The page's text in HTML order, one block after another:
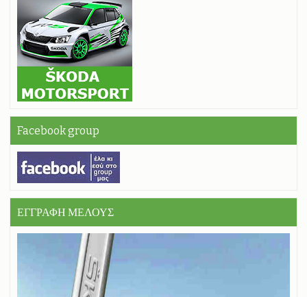
Facebook group
ΕΓΓΡΑΦΗ ΜΕΛΟΥΣ